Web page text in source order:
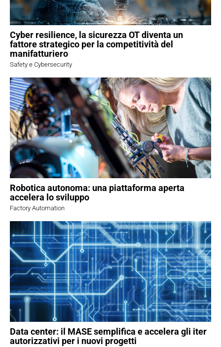
Cyber resilience, la sicurezza OT diventa un
fattore strategico per la competitività del
manifatturiero
Safety e Cybersecurity
Robotica autonoma: una piattaforma aperta
accelera lo sviluppo
Factory Automation
Data center: il MASE semplifica e accelera gli iter
autorizzativi per i nuovi progetti